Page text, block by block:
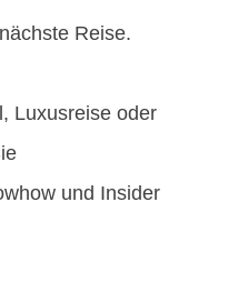
Reise.
Luxusreise oder
und Insider